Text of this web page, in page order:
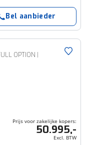
Bel aanbieder
OPTION |
Prijs voor zakelijke kopers:
50.995,-
Excl. BTW